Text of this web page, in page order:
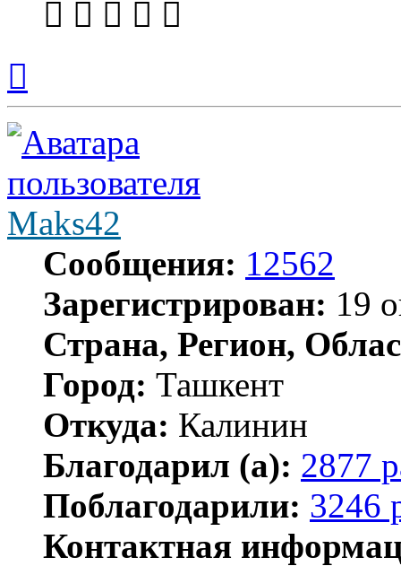
началу
Maks42
Сообщения: 12562
Зарегистрирован: 19
Страна, Регион,
Город: Ташкент
Откуда: Калинин
Благодарил (а): 2877
Поблагодарили: 3246
Контактная